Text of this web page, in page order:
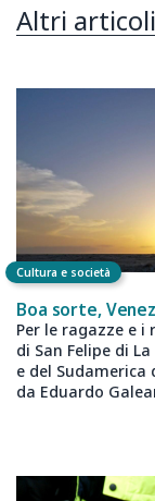
Altri
Cultura e società
Boa sorte,
Per le ragazze e
di San Felipe di
e del Sudamerica
da Eduardo